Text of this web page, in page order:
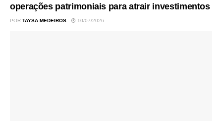
operações patrimoniais para atrair investimentos
POR TAYSA MEDEIROS 10/07/2026